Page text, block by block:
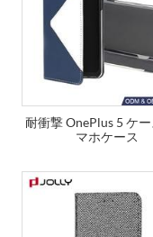
耐衝撃 OnePlus 5 ケ
マホケース